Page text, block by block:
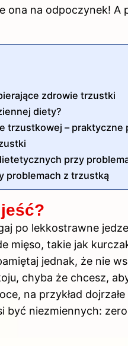
ona na odpoczynek!
zdrowie trzustki
diety?
trzustkowej – praktyczne
przy
problemach z trzustką
po lekkostrawne
mięso, takie jak
jednak, że nie
chyba że chcesz,
na przykład
być niezmiennych: